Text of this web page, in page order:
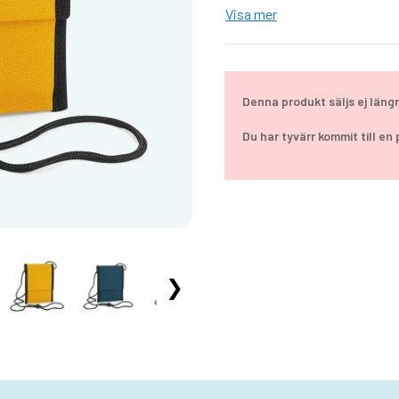
❯
Justerbar halsrem
TearAway-etikett för
Visa mer
Denna produkt säljs ej
Du har tyvärr kommit till